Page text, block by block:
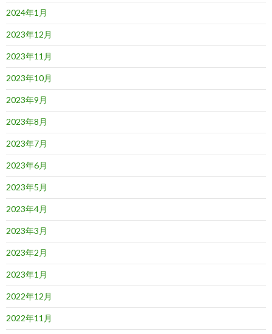
2024年1月
2023年12月
2023年11月
2023年10月
2023年9月
2023年8月
2023年7月
2023年6月
2023年5月
2023年4月
2023年3月
2023年2月
2023年1月
2022年12月
2022年11月